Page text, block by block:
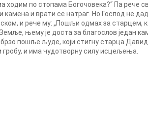
ходим по стопама Богочовека?“ Па рече
и врати се натраг. Но Господ не
и рече му: „Пошљи одмах за старцем,
њему је доста за благослов један
брзо пошље људе, који стигну старца
и има чудотворну силу исцељења.